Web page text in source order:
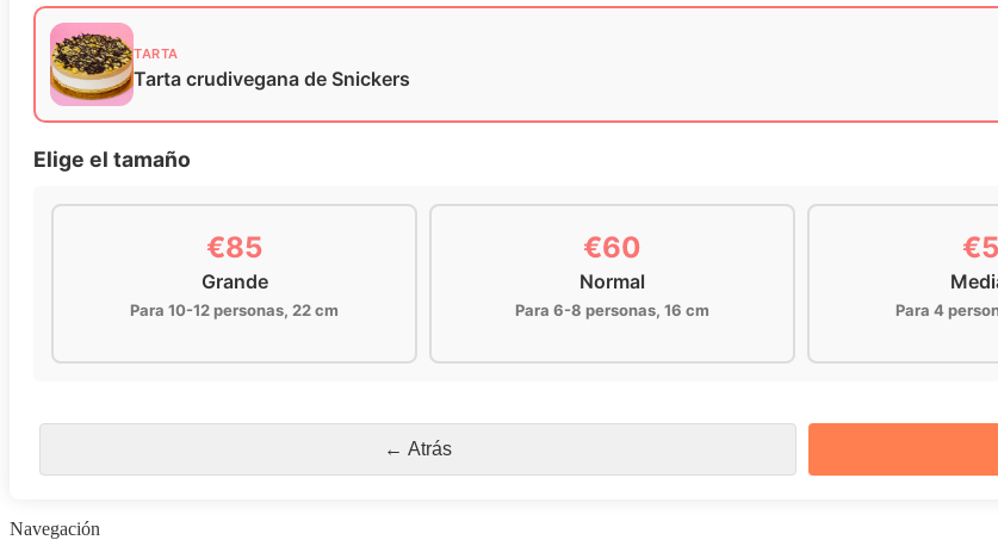
TARTA
Tarta crudivegana de Snickers
Elige el tamaño
€85
Grande
Para 10-12 personas, 22 cm
€60
Normal
Para 6-8 personas, 16 cm Para 4
← Atrás
Navegación